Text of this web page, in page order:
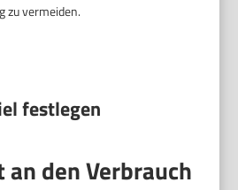
zu vermeiden.
festlegen
an den Verbrauch